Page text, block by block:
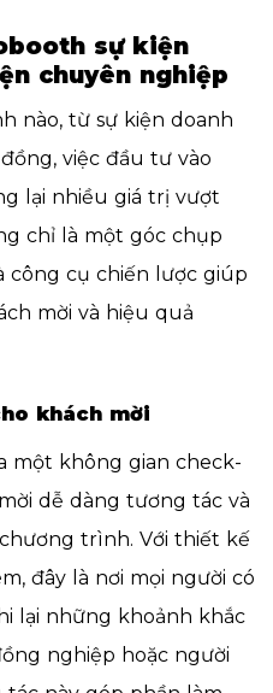
sự kiện
chuyên nghiệp
nào, từ sự kiện doanh
việc đầu tư vào
lại nhiều giá trị vượt
chỉ là một góc chụp
công cụ chiến lược giúp
mời và hiệu quả
khách mời
một không gian check-
dễ dàng tương tác và
trình. Với thiết kế
đây là nơi mọi người có
lại những khoảnh khắc
nghiệp hoặc người